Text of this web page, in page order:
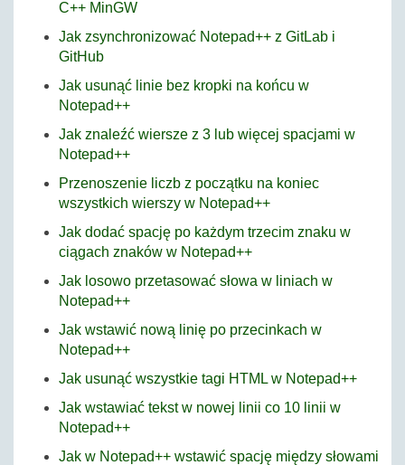
C++ MinGW
Jak zsynchronizować Notepad++ z GitLab i
GitHub
Jak usunąć linie bez kropki na końcu w
Notepad++
Jak znaleźć wiersze z 3 lub więcej spacjami w
Notepad++
Przenoszenie liczb z początku na koniec
wszystkich wierszy w Notepad++
Jak dodać spację po każdym trzecim znaku w
ciągach znaków w Notepad++
Jak losowo przetasować słowa w liniach w
Notepad++
Jak wstawić nową linię po przecinkach w
Notepad++
Jak usunąć wszystkie tagi HTML w Notepad++
Jak wstawiać tekst w nowej linii co 10 linii w
Notepad++
Jak w Notepad++ wstawić spację między słowami